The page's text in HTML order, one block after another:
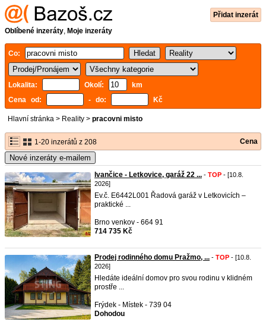
Přidat inzerát
Oblíbené inzeráty, Moje inzeráty
Co:
Lokalita: Okolí:
km
Cena od:
- do: Kč
Hlavní stránka > Reality > pracovni misto
1-20 inzerátů z 208 Cena
Nové inzeráty e-mailem
Ivančice - Letkovice, garáž 22 ... - TOP - [10.8.
2026]
Ev.č. E6442L001 Řadová garáž v Letkovicích –
praktické ...
Brno venkov - 664 91
714 735 Kč
Prodej rodinného domu Pražmo, ... - TOP - [10.8.
2026]
Hledáte ideální domov pro svou rodinu v klidném
prostře ...
Frýdek - Místek - 739 04
Dohodou